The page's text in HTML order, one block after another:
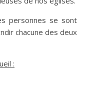
personnes se sont
chacune des deux
: